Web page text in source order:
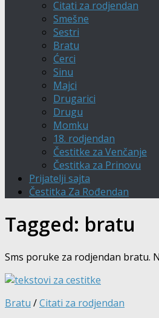
Citati za rodjendan
Smešne
Sestri
Bratu
Ćerci
Sinu
Majci
Drugarici
Drugu
Momku
18. rodjendan
Čestitke za Venčanje
Čestitka za Prinovu
Prijatelji sajta
Čestitka Za Rođendan
Tagged: bratu
Sms poruke za rodjendan bratu.
Bratu /Citati za rodjendan